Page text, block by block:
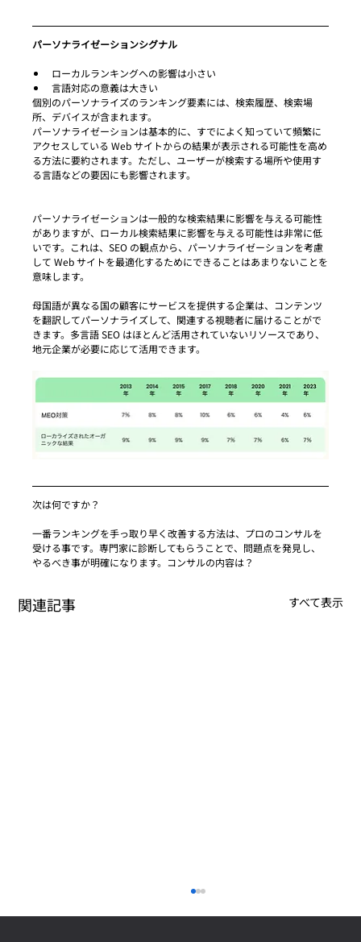
パーソナライゼーションシグナル
ローカルランキングへの影響は小さい
言語対応の意義は大きい
個別のパーソナライズのランキング要素には、検索履歴、検索場
所、デバイスが含まれます。
パーソナライゼーションは基本的に、すでによく知っていて頻繁に
アクセスしている Web サイトからの結果が表示される可能性を高め
る方法に要約されます。ただし、ユーザーが検索する場所や使用す
る言語などの要因にも影響されます。
パーソナライゼーションは一般的な検索結果に影響を与える可能性
がありますが、ローカル検索結果に影響を与える可能性は非常に低
いです。これは、SEO の観点から、パーソナライゼーションを考慮
して Web サイトを最適化するためにできることはあまりないことを
意味します。
母国語が異なる国の顧客にサービスを提供する企業は、コンテンツ
を翻訳してパーソナライズして、関連する視聴者に届けることがで
きます。多言語 SEO はほとんど活用されていないリソースであり、
地元企業が必要に応じて活用できます。
次は何ですか？
一番ランキングを手っ取り早く改善する方法は、プロのコンサルを
受ける事です。専門家に診断してもらうことで、問題点を発見し、
やるべき事が明確になります。コンサルの内容は？
関連記事 すべて表示